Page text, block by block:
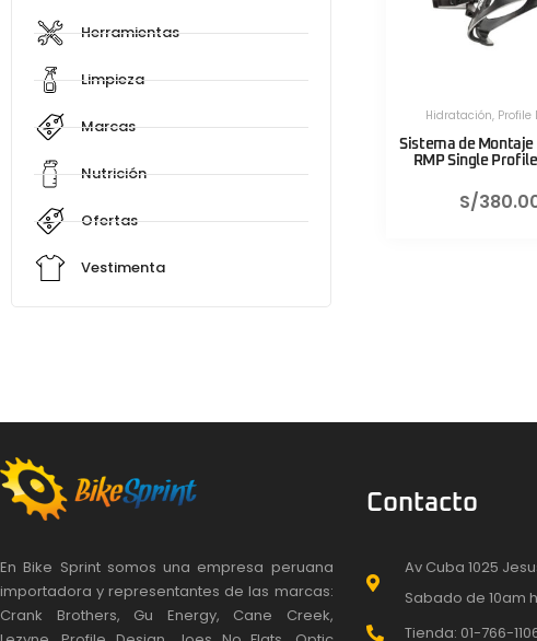
Herramientas
Limpieza
Marcas
Nutrición
Ofertas
Vestimenta
Hidratación, Profile
Sistema de
RMP Single
S/
En Bike Sprint somos una empresa peruana
importadora y representantes de las marcas:
Crank Brothers, Gu Energy, Cane Creek,
Contacto
Av Cuba 1025
Sabado de 10am
Tienda: 01-766-